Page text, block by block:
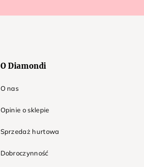
O Diamondi
O nas
Opinie o sklepie
Sprzedaż hurtowa
Dobroczynność